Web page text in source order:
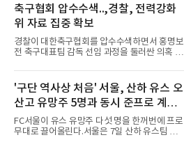
야구에서도 비슷한 방향성을 보여주는 팀이 있
다. 바로 삼성 라이온즈다. 삼성은 오프시즌 최형
우를 다시 품었다. 이는 단순한 베테랑 영입이 아
니라, 승부처에서 힘을 발휘할 수 있는 검증된
리더를 선택한 것이다.외국인 대체 투수 구성도
마찬가지다. 메이저리그
축구협회 압수수색..,경찰, 전력강화
위 자료 집중 확보
경찰이 대한축구협회를 압수수색하면서 홍명보
전 축구대표팀 감독 선임 과정을 둘러싼 의혹 규
비판이 홍 전 감독에게 집중됐지만 경찰의 시선
은 다른 곳을 향한다. 성적 부진과 별개로 선임
과정에 부당함이 있었는지가 수사의 본류다.7일
연합뉴스 취재를 종합하면 서울경찰청 광역수사
단 금융범죄수사대는 전날 축구협회 사무실 등
을 압수수색해 감독 선임 관련 자료를 다수 확보
했다. 특히 감독 후보를 검토해 이사회에 추천하
'구단 역사상 처음' 서울, 산하 유스 오
산고 유망주 5명과 동시 준프로 계
약...ACL2 겨냥
FC서울이 유스 유망주 다섯 명을 한꺼번에 프로
무대로 끌어올린다.서울은 7일 산하 유스팀 서